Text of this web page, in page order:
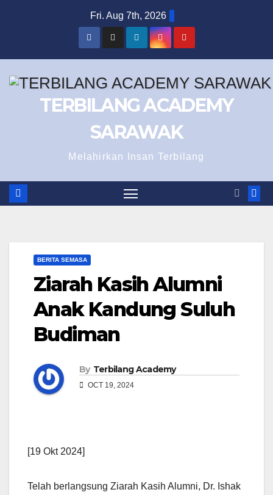
Fri. Aug 7th, 2026
TERBILANG ACADEMY
SARAWAK
Melahirkan Insan Terbilang
BERITA SEMASA
Ziarah Kasih Alumni
Anak Kandung Suluh
Budiman
By Terbilang Academy
OCT 19, 2024
[19 Okt 2024]
Telah berlangsung Ziarah Kasih Alumni, Dr. Ishak